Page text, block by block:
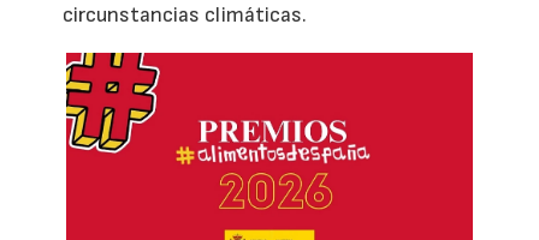
circunstancias climáticas.